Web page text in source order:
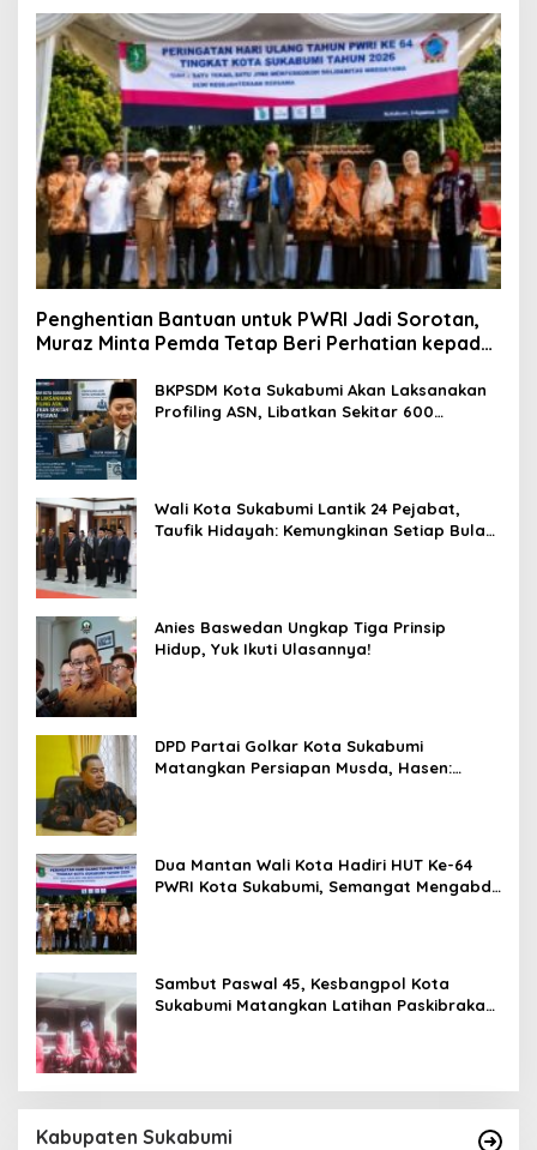
Penghentian Bantuan untuk PWRI Jadi Sorotan,
Muraz Minta Pemda Tetap Beri Perhatian kepada
BKPSDM Kota Sukabumi Akan Laksanakan
Profiling ASN, Libatkan Sekitar 600
Wali Kota Sukabumi Lantik 24 Pejabat,
Taufik Hidayah: Kemungkinan Setiap Bulan
Anies Baswedan Ungkap Tiga Prinsip
Hidup, Yuk Ikuti Ulasannya!
DPD Partai Golkar Kota Sukabumi
Matangkan Persiapan Musda, Hasen:
Dua Mantan Wali Kota Hadiri HUT Ke-64
PWRI Kota Sukabumi, Semangat Mengabdi
Sambut Paswal 45, Kesbangpol Kota
Sukabumi Matangkan Latihan Paskibraka
Kabupaten Sukabumi